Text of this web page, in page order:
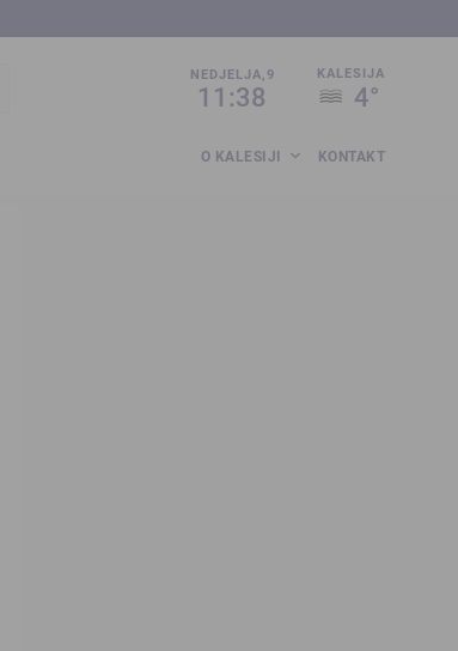
NEDJELJA,9
11:38
KALESIJA
4°
O KALESIJI KONTAKT